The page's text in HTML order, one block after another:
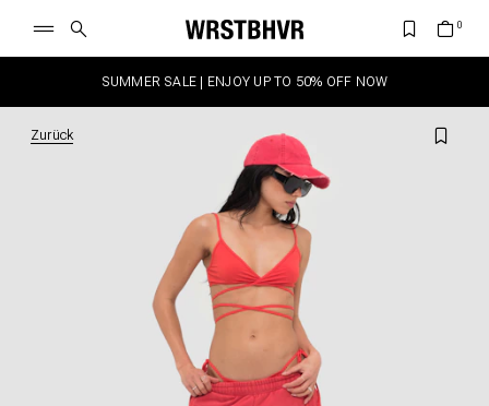
SUMMER SALE | ENJOY UP TO 50% OFF NOW
Zurück